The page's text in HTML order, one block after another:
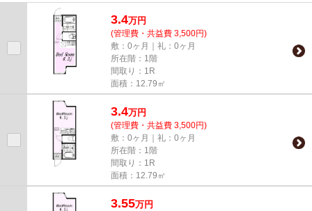
3.4万円
(管理費・共益費 3,500円)
敷：0ヶ月｜礼：0ヶ月
所在階：1階
間取り：1R
面積：12.79㎡
3.4万円
(管理費・共益費 3,500円)
敷：0ヶ月｜礼：0ヶ月
所在階：1階
間取り：1R
面積：12.79㎡
3.55万円